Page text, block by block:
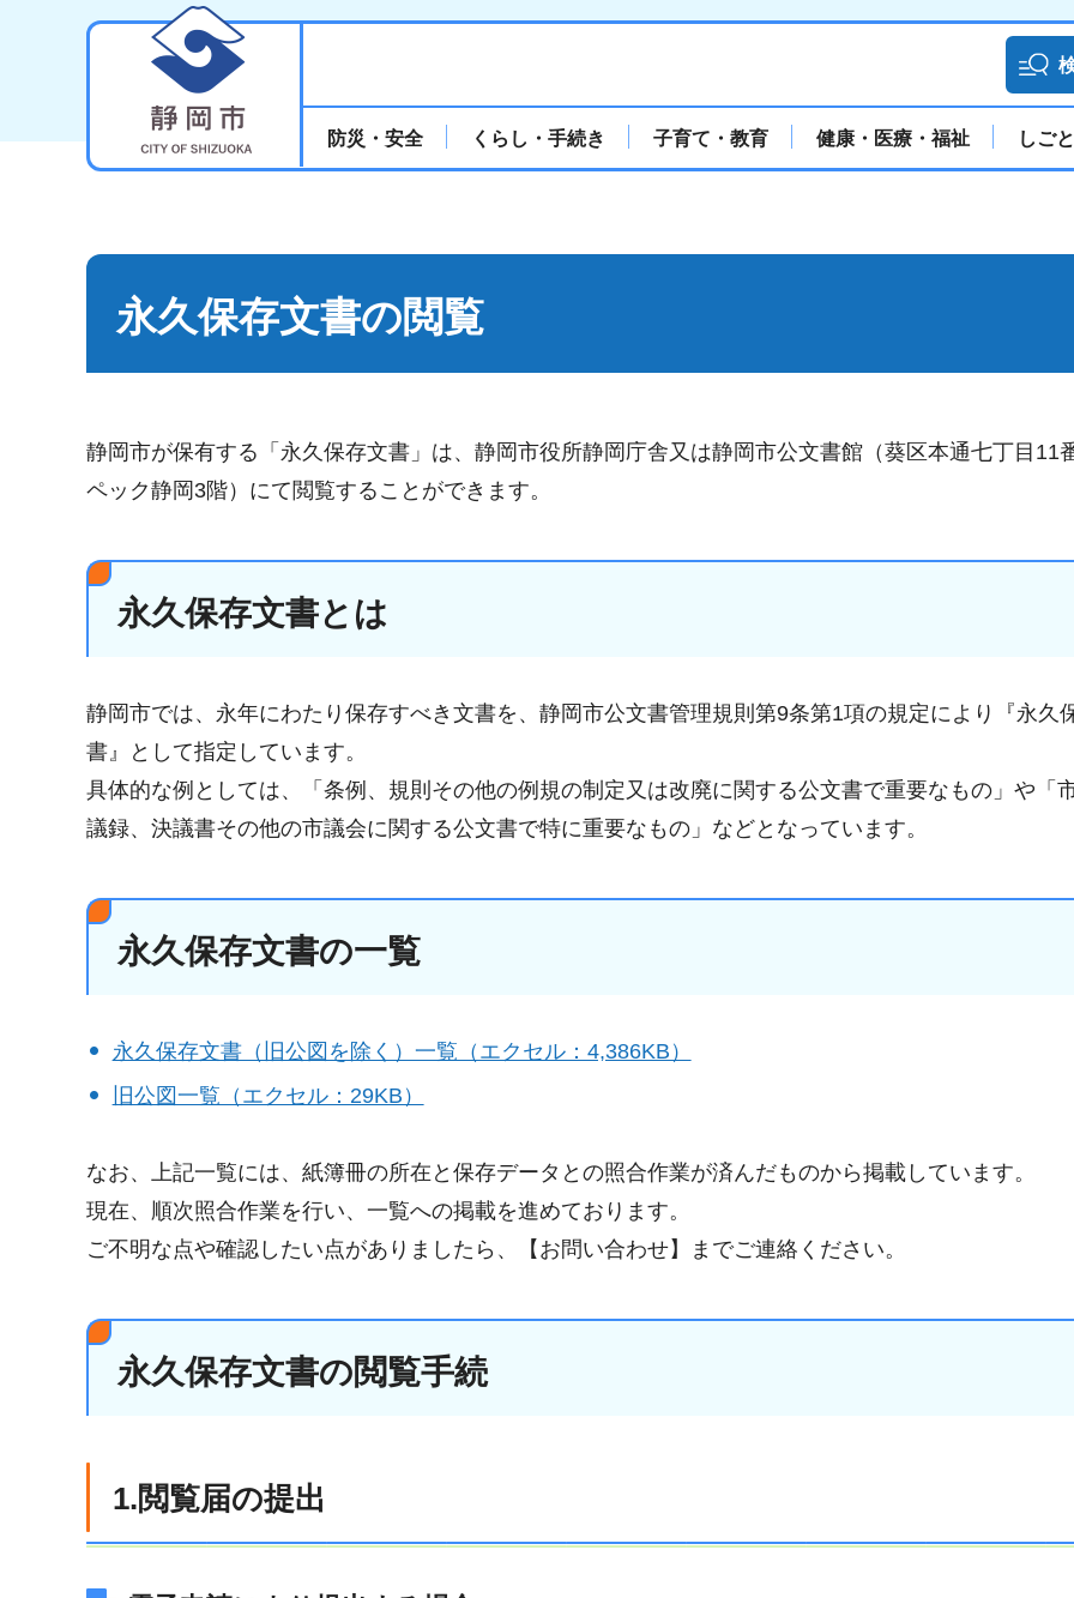
防災・安全 くらし・手続き 子育て・教育 健康・医療・福祉 しご
永久保存文書の閲覧
静岡市が保有する「永久保存文書」は、静岡市役所静岡庁舎又は静岡市公文書館（葵区本通七丁目11
ペック静岡3階）にて閲覧することができます。
永久保存文書とは
静岡市では、永年にわたり保存すべき文書を、静岡市公文書管理規則第9条第1項の規定により『永久
書』として指定しています。
具体的な例としては、「条例、規則その他の例規の制定又は改廃に関する公文書で重要なもの」や「
議録、決議書その他の市議会に関する公文書で特に重要なもの」などとなっています。
永久保存文書の一覧
永久保存文書（旧公図を除く）一覧（エクセル：4,386KB）
旧公図一覧（エクセル：29KB）
なお、上記一覧には、紙簿冊の所在と保存データとの照合作業が済んだものから掲載しています。
現在、順次照合作業を行い、一覧への掲載を進めております。
ご不明な点や確認したい点がありましたら、【お問い合わせ】までご連絡ください。
永久保存文書の閲覧手続
1.閲覧届の提出